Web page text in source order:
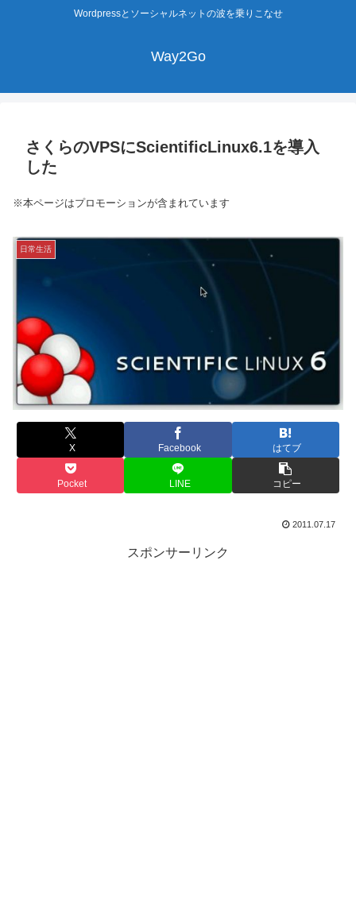
Wordpressとソーシャルネットの波を乗りこなせ
Way2Go
さくらのVPSにScientificLinux6.1を導入
した
※本ページはプロモーションが含まれています
日常生活
X Facebook はてブ
Pocket LINE コピー
2011.07.17
スポンサーリンク